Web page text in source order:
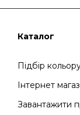
простої фарби
т.д.).
надати
Кожна
окремий твір
Каталог
Підбір
Інтернет
Завантажити